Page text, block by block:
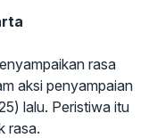
rasa
aksi penyampaian
lalu. Peristiwa itu
rasa.